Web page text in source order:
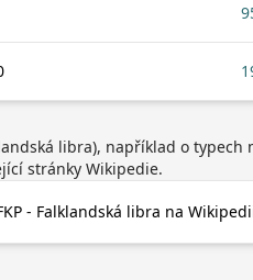
libra), například o typech
stránky Wikipedie.
- Falklandská libra na